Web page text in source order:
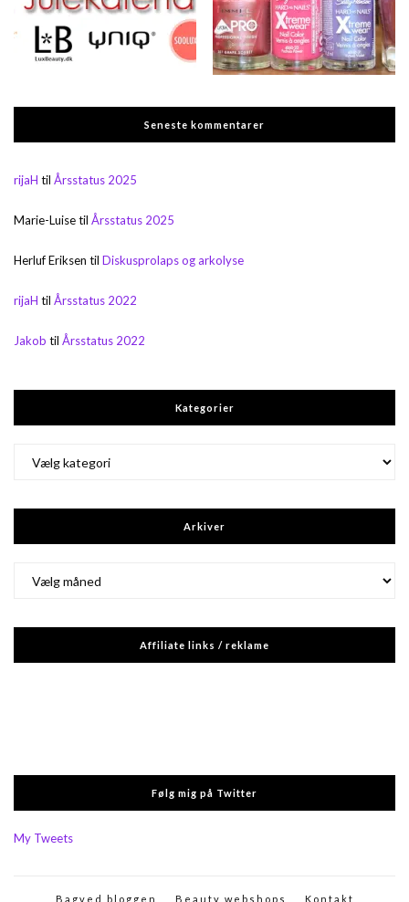
Seneste kommentarer
rijaH til Årsstatus 2025
Marie-Luisetil Årsstatus 2025
Herluf Eriksen til Diskusprolaps og arkolyse
rijaH til Årsstatus 2022
Jakob til Årsstatus 2022
Kategorier
Arkiver
Affiliate links / reklame
Følg mig på Twitter
My Tweets
Bagved bloggen Beauty webshops Kontakt